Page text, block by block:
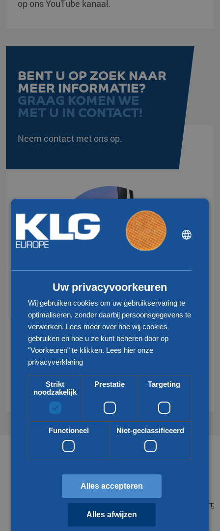
op ons YouTube kanaal.
BENT U OP ZOEK NAAR
MEER INFORMATIE?
GRAAG KOMEN WE
MET U IN CONTACT!
Neem contact met ons op.
+31 77 324 50 00
info@klgeurope.com
Contact
Partners & netwerken
DUTCH
ENGLISH
Uw privacyvoorkeuren
Wij gebruiken cookies om uw gebruikservaring te
optimaliseren, zonder daarbij persoonsgegevens te
verwerken. Lees meer over hoe wij cookies
gebruiken en hoe u ze kunt beheren door op
"Voorkeuren" te klikken. Lees hier onze
privacyverklaring
Strikt
noodzakelijk
Prestatie Targeting
Functioneel Niet-geclassificeerd
Alles accepteren
Alles afwijzen